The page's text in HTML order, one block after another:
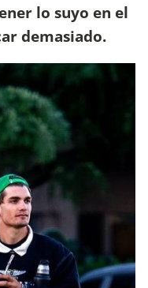
lo suyo en el
demasiado.